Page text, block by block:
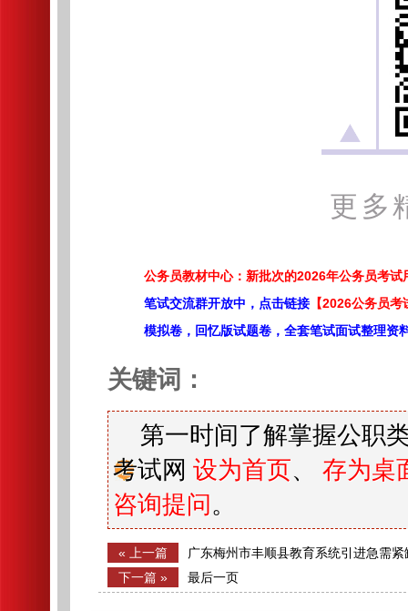
更多
公务员教材中心：新批次的2026年公务员考试
笔试交流群开放中，点击链接 【2026公务员
模拟卷，回忆版试题卷，全套笔试面试整理资
关键词：
第一时间了解掌握公职
考试网 设为首页、 存为桌
咨询提问 。
« 上一篇 广东梅州市丰顺县教育系统引进急需
成绩及体检公告
下一篇 » 最后一页